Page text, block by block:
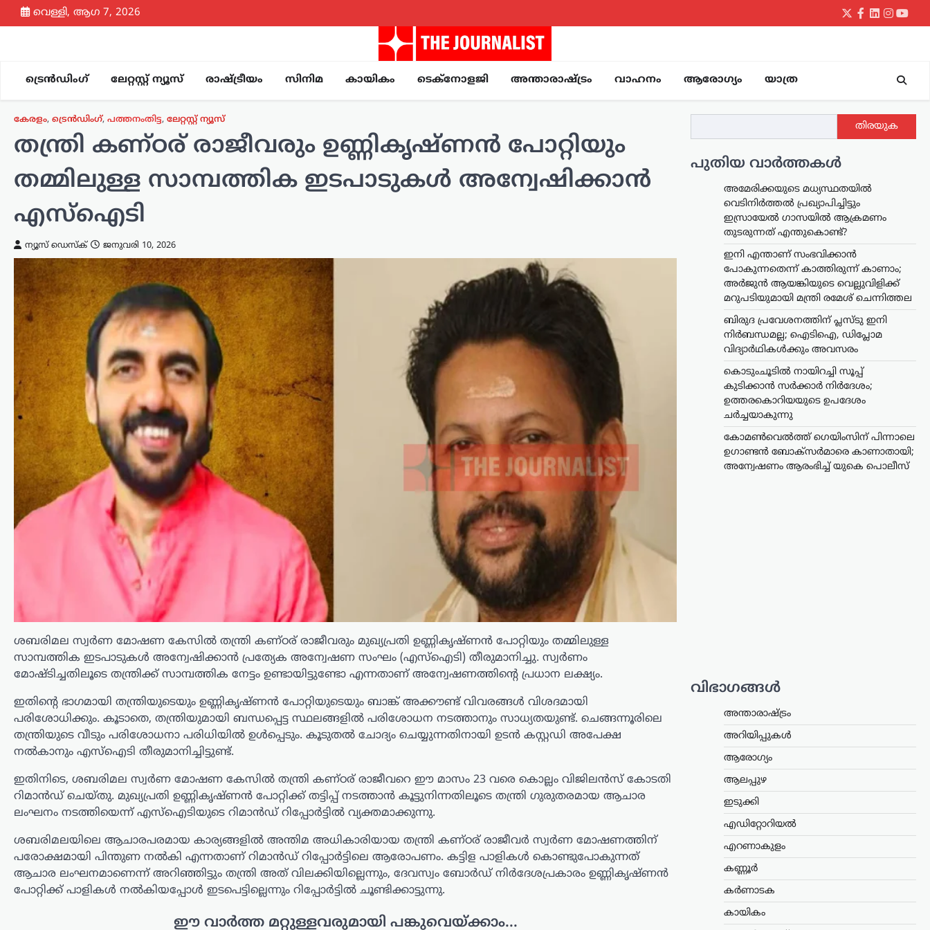
Skip
to
വെള്ളി, ആഗ 7, 2026
Twitter
Facebook
LinkedIn
ട്രെൻഡിംഗ് ലേറ്റസ്റ്റ് ന്യൂസ് രാഷ്ട്രീയം സിനിമ കായികം ടെക്നോളജി അന്താരാഷ്ട്രം വാഹനം ആരോഗ്യം യാത്ര
കേരളം, ട്രെൻഡിംഗ്, പത്തനംതിട്ട, ലേറ്റസ്റ്റ് ന്യൂസ്
തന്ത്രി കണ്ഠര് രാജീവരും ഉണ്ണികൃഷ്ണൻ പോറ്റിയും
തമ്മിലുള്ള സാമ്പത്തിക ഇടപാടുകൾ അന്വേഷിക്കാൻ
എസ്ഐടി
ന്യൂസ് ഡെസ്ക് ജനുവരി 10, 2026
ശബരിമല സ്വർണ മോഷണ കേസിൽ തന്ത്രി കണ്ഠര് രാജീവരും മുഖ്യപ്രതി ഉണ്ണികൃഷ്ണൻ പോറ്റിയും തമ്മിലുള്ള
സാമ്പത്തിക ഇടപാടുകൾ അന്വേഷിക്കാൻ പ്രത്യേക അന്വേഷണ സംഘം (എസ്ഐടി) തീരുമാനിച്ചു. സ്വർണം
മോഷ്ടിച്ചതിലൂടെ തന്ത്രിക്ക് സാമ്പത്തിക നേട്ടം ഉണ്ടായിട്ടുണ്ടോ എന്നതാണ് അന്വേഷണത്തിന്റെ പ്രധാന ലക്ഷ്യം.
ഇതിന്റെ ഭാഗമായി തന്ത്രിയുടെയും ഉണ്ണികൃഷ്ണൻ പോറ്റിയുടെയും ബാങ്ക് അക്കൗണ്ട് വിവരങ്ങൾ വിശദമായി
പരിശോധിക്കും. കൂടാതെ, തന്ത്രിയുമായി ബന്ധപ്പെട്ട സ്ഥലങ്ങളിൽ പരിശോധന നടത്താനും സാധ്യതയുണ്ട്. ചെങ്ങന്നൂരിലെ
തന്ത്രിയുടെ വീടും പരിശോധനാ പരിധിയിൽ ഉൾപ്പെടും. കൂടുതൽ ചോദ്യം ചെയ്യുന്നതിനായി ഉടൻ കസ്റ്റഡി അപേക്ഷ
നൽകാനും എസ്ഐടി തീരുമാനിച്ചിട്ടുണ്ട്.
ഇതിനിടെ, ശബരിമല സ്വർണ മോഷണ കേസിൽ തന്ത്രി കണ്ഠര് രാജീവറെ ഈ മാസം 23 വരെ കൊല്ലം വിജിലൻസ് കോടതി
റിമാൻഡ് ചെയ്തു. മുഖ്യപ്രതി ഉണ്ണികൃഷ്ണൻ പോറ്റിക്ക് തട്ടിപ്പ് നടത്താൻ കൂട്ടുനിന്നതിലൂടെ തന്ത്രി ഗുരുതരമായ ആചാര
ലംഘനം നടത്തിയെന്ന് എസ്ഐടിയുടെ റിമാൻഡ് റിപ്പോർട്ടിൽ വ്യക്തമാക്കുന്നു.
ശബരിമലയിലെ ആചാരപരമായ കാര്യങ്ങളിൽ അന്തിമ അധികാരിയായ തന്ത്രി കണ്ഠര് രാജീവർ സ്വർണ മോഷണത്തിന്
പരോക്ഷമായി പിന്തുണ നൽകി എന്നതാണ് റിമാൻഡ് റിപ്പോർട്ടിലെ ആരോപണം. കട്ടിള പാളികൾ കൊണ്ടുപോകുന്നത്
ആചാര ലംഘനമാണെന്ന് അറിഞ്ഞിട്ടും തന്ത്രി അത് വിലക്കിയില്ലെന്നും, ദേവസ്വം ബോർഡ് നിർദേശപ്രകാരം ഉണ്ണികൃഷ്ണൻ
പോറ്റിക്ക് പാളികൾ നൽകിയപ്പോൾ ഇടപെട്ടില്ലെന്നും റിപ്പോർട്ടിൽ ചൂണ്ടിക്കാട്ടുന്നു.
ഈ വാർത്ത മറ്റുള്ളവരുമായി പങ്കുവെയ്ക്കാം...
തിരയുക
പുതിയ വാർത്തകൾ
അമേരിക്കയുടെ മധ്യസ്ഥതയിൽ
വെടിനിർത്തൽ പ്രഖ്യാപിച്ചിട്ടും
ഇസ്രായേൽ ഗാസയിൽ ആക്രമണം
തുടരുന്നത് എന്തുകൊണ്ട്?
ഇനി എന്താണ് സംഭവിക്കാൻ
പോകുന്നതെന്ന് കാത്തിരുന്ന് കാണാം;
അർജുൻ ആയങ്കിയുടെ വെല്ലുവിളിക്ക്
മറുപടിയുമായി മന്ത്രി രമേശ് ചെന്നിത്തല
ബിരുദ പ്രവേശനത്തിന് പ്ലസ്ടു ഇനി
നിർബന്ധമല്ല; ഐടിഐ, ഡിപ്ലോമ
വിദ്യാർഥികൾക്കും അവസരം
കൊടുംചൂടിൽ നായിറച്ചി സൂപ്പ്
കുടിക്കാൻ സർക്കാർ നിർദേശം;
ഉത്തരകൊറിയയുടെ ഉപദേശം
ചർച്ചയാകുന്നു
കോമൺവെൽത്ത് ഗെയിംസിന് പിന്നാലെ
ഉഗാണ്ടൻ ബോക്സർമാരെ കാണാതായി;
അന്വേഷണം ആരംഭിച്ച് യുകെ പൊലീസ്
വിഭാഗങ്ങൾ
അന്താരാഷ്ട്രം
അറിയിപ്പുകൾ
ആരോഗ്യം
ആലപ്പുഴ
ഇടുക്കി
എഡിറ്റോറിയൽ
എറണാകുളം
കണ്ണൂർ
കർണാടക
കായികം
കായികം
കോമൺവെൽത്ത്
ഗെയിംസിന് പിന്നാലെ
ഉഗാണ്ടൻ
ബോക്സർമാരെ
കാണാതായി;
അന്വേഷണം ആരംഭിച്ച്
യുകെ പൊലീസ്
ന്യൂസ് ഡെസ്ക്
സ്കോട്ട്‌ലൻഡിലെ ഗ്ലാസ്‌ഗോയിൽ നടന്ന
2026 കോമൺവെൽത്ത് ഗെയിംസിൽ
പങ്കെടുത്ത ഉഗാണ്ടൻ ബോക്സിംഗ്
ടീമിലെ നാല് അംഗങ്ങളെ
കാണാതായതായി റിപ്പോർട്ട്.
സംഭവത്തിൽ യുകെ പൊലീസ്
അന്വേഷണം ആരംഭിച്ചതായി അറിയിച്ചു.
…
കേരളം ,തിരുവനന്തപുരം ,ലേറ്റസ്റ്റ് ന്യൂസ്
ക്ഷേമപെൻഷൻ
വിതരണത്തിൽ മാറ്റം;
സഹകരണ ബാങ്കുകളെ
ഒഴിവാക്കി; ഇനി തുക
നേരിട്ട് ബാങ്ക്
അക്കൗണ്ടിലേക്ക്
സംസ്ഥാനത്തെ ക്ഷേമപെൻഷൻ
വിതരണ സംവിധാനത്തിൽ സുപ്രധാന
മാറ്റം വരുത്തി സർക്കാർ. സഹകരണ
ബാങ്കുകൾ മുഖേന
പെൻഷൻ എത്തിക്കുന്ന രീതി